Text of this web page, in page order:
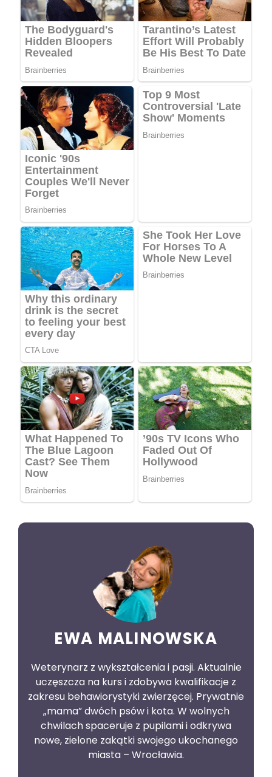
EWA MALINOWSKA
Weterynarz z wykształcenia i pasji. Aktualnie
uczęszcza na kurs i zdobywa kwalifikacje z
zakresu behawiorystyki zwierzęcej. Prywatnie
„mama” dwóch psów i kota. W wolnych
chwilach spaceruje z pupilami i odkrywa
nowe, zielone zakątki swojego ukochanego
miasta – Wrocławia.